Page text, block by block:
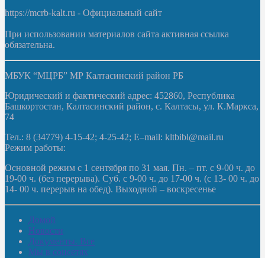
https://mcrb-kalt.ru - Официальный сайт
При использовании материалов сайта активная ссылка
обязательна.
МБУК “МЦРБ” МР Калтасинский район РБ
Юридический и фактический адрес: 452860, Республика
Башкортостан, Калтасинский район, с. Калтасы, ул. К.Маркса,
74
Тел.: 8 (34779) 4-15-42; 4-25-42; E–mail: kltbibl@mail.ru
Режим работы:
Основной режим с 1 сентября по 31 мая. Пн. – пт. с 9-00 ч. до
19-00 ч. (без перерыва). Суб. с 9-00 ч. до 17-00 ч. (с 13- 00 ч. до
14- 00 ч. перерыв на обед). Выходной – воскресенье
Домой
Новости
Документы. Все
Мы в соцсетях